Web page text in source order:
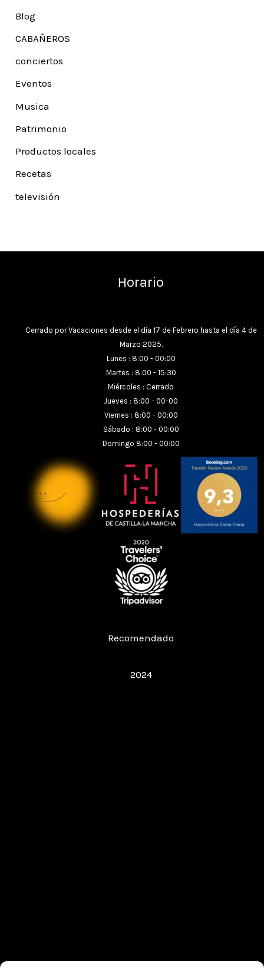
Blog
CABAÑEROS
conciertos
Eventos
Musica
Patrimonio
Productos locales
Recetas
televisión
Horario
Cerrado por Vacaciones desde el día 17 de Febrero hasta el día 4 de
Marzo 2025.
Lunes : 8:00 - 00:00
Martes : 8:00 - 15:30
Miércoles : Cerrado
Jueves : 8:00 - 00-00
Viernes : 8:00 - 00:00
Sábado : 8:00 - 00:00
Domingo 8:00 - 00:00
Recomendado
2024